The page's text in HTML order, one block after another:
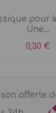
pour
Une...
0,30 €